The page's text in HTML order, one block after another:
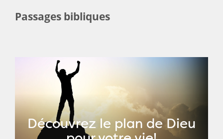
Passages bibliques
Découvrez le plan de Dieu